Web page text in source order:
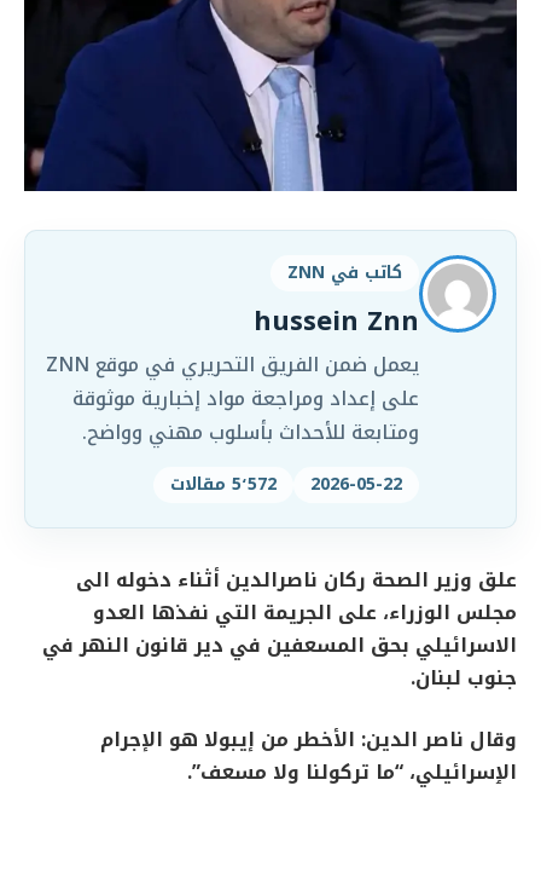
كاتب في ZNN
hussein Znn
يعمل ضمن الفريق التحريري في موقع ZNN
على إعداد ومراجعة مواد إخبارية موثوقة
ومتابعة للأحداث بأسلوب مهني وواضح.
2026-05-22 5٬572 مقالات
علق وزير الصحة ركان ناصرالدين أثناء دخوله الى
مجلس الوزراء، على الجريمة التي نفذها العدو
الاسرائيلي بحق المسعفين في دير قانون النهر في
جنوب لبنان.
وقال ناصر الدين: الأخطر من إيبولا هو الإجرام
الٳسرائيلي، “ما تركولنا ولا مسعف”.